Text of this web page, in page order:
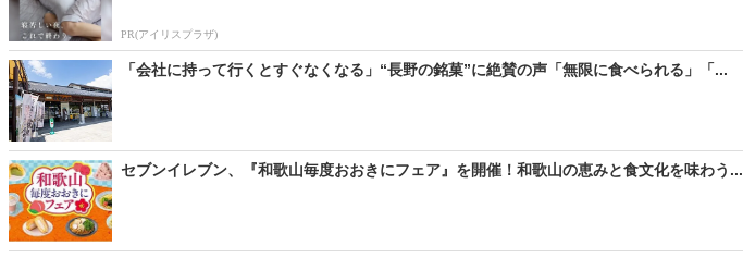
PR(アイリスプラザ)
「会社に持って行くとすぐなくなる」“長野の銘菓”に絶賛の声「無限に食べられる」「...
セブンイレブン、『和歌山毎度おおきにフェア』を開催！和歌山の恵みと食文化を味わう...